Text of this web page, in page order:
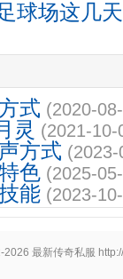
球场这几
式 (2020-
灵 (2021-10-
方式
色 (2025-
能 (2023-
2026最新传奇私服